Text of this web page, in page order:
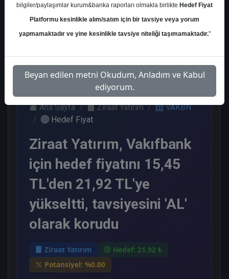
6
Paralel
Get.
1
Altı Get.
1
Üstü Get.
3
Salı, 14 Kasım 2023
Ana Sayfa Ziraat Yatırım
VAKBN
Hedef Fiyat
Ziraat Yatırım, Vakıfbank
için hedef fiyatını 15,45
TL'den 21,92 TL'ye
yükseltti, tavsiyesini 'AL'
olarak korudu
Ziraat Yatırım
Hedef: 21.92 ₺
Potansiyel: %0.00
bilgiler/paylaşımlar kurum&banka raporları olmakla birlikte Hedef Fiyat
Platformu kesinlikle alım/satım için bir tavsiye veya yorum
yapmamaktadır ve yine kesinlikle tavsiye niteliği taşımamaktadır."
Beyan edilen metni Okudum, Anladım ve Kabul
ediyorum.